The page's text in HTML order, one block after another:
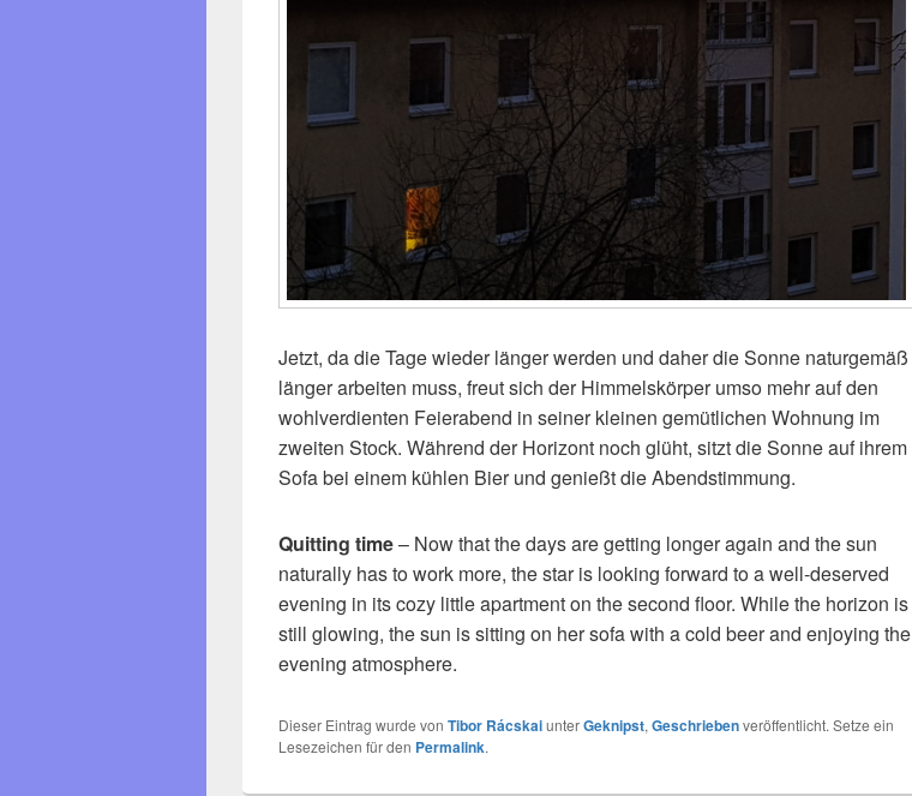
Jetzt, da die Tage wieder länger werden und daher die Sonne naturgemäß
länger arbeiten muss, freut sich der Himmelskörper umso mehr auf den
wohlverdienten Feierabend in seiner kleinen gemütlichen Wohnung im
zweiten Stock. Während der Horizont noch glüht, sitzt die Sonne auf ihrem
Sofa bei einem kühlen Bier und genießt die Abendstimmung.
Quitting time– Now that the days are getting longer again and the sun
naturally has to work more, the star is looking forward to a well-deserved
evening in its cozy little apartment on the second floor. While the horizon is
still glowing, the sun is sitting on her sofa with a cold beer and enjoying the
evening atmosphere.
Dieser Eintrag wurde von Tibor RácskaiunterGeknipst, Geschriebenveröffentlicht. Setze ein
Lesezeichen für den Permalink.